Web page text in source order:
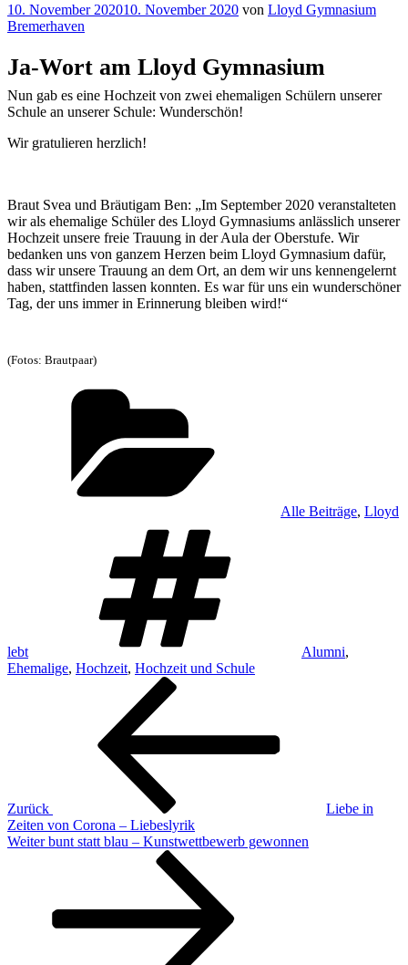
Veröffentlicht
am
10. November 202010. November 2020 von Lloyd Gymnasium
Bremerhaven
Ja-Wort am Lloyd Gymnasium
Nun gab es eine Hochzeit von zwei ehemaligen Schülern unserer
Schule an unserer Schule: Wunderschön!
Wir gratulieren herzlich!
Braut Svea und Bräutigam Ben: „Im September 2020 veranstalteten
wir als ehemalige Schüler des Lloyd Gymnasiums anlässlich unserer
Hochzeit unsere freie Trauung in der Aula der Oberstufe. Wir
bedanken uns von ganzem Herzen beim Lloyd Gymnasium dafür,
dass wir unsere Trauung an dem Ort, an dem wir uns kennengelernt
haben, stattfinden lassen konnten. Es war für uns ein wunderschöner
Tag, der uns immer in Erinnerung bleiben wird!“
(Fotos: Brautpaar)
Alle Beiträge, Lloyd
lebt Alumni,
Ehemalige, Hochzeit, Hochzeit und Schule
Beitragsnavigation
Zurück
Liebe in
Zeiten von Corona – Liebeslyrik
Nächster
Weiter bunt statt blau – Kunstwettbewerb gewonnen